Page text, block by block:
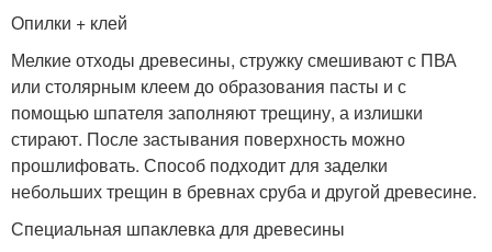
Опилки + клей
Мелкие отходы древесины, стружку смешивают с ПВА
или столярным клеем до образования пасты и с
помощью шпателя заполняют трещину, а излишки
стирают. После застывания поверхность можно
прошлифовать. Способ подходит для заделки
небольших трещин в бревнах сруба и другой древесине.
Специальная шпаклевка для древесины